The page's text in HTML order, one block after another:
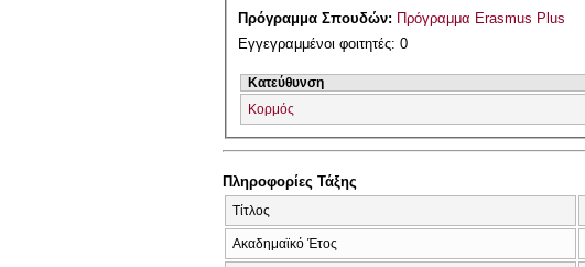
Πρόγραμμα Σπουδών: Πρόγραμμα Erasmus Plus
Εγγεγραμμένοι φοιτητές: 0
Κατεύθυνση
Κορμός
Πληροφορίες Τάξης
Τίτλος
Ακαδημαϊκό Έτος